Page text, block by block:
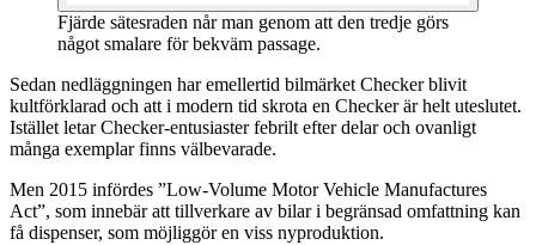
Fjärde sätesraden når man genom att den tredje görs
något smalare för bekväm passage.
Sedan nedläggningen har emellertid bilmärket Checker blivit
kultförklarad och att i modern tid skrota en Checker är helt uteslutet.
Istället letar Checker-entusiaster febrilt efter delar och ovanligt
många exemplar finns välbevarade.
Men 2015 infördes ”Low-Volume Motor Vehicle Manufactures
Act”, som innebär att tillverkare av bilar i begränsad omfattning kan
få dispenser, som möjliggör en viss nyproduktion.